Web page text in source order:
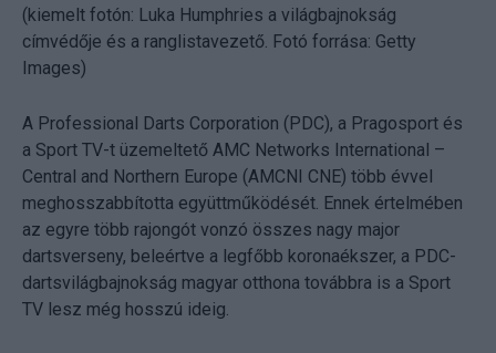
(kiemelt fotón: Luka Humphries a világbajnokság
címvédője és a ranglistavezető. Fotó forrása: Getty
Images)
A Professional Darts Corporation (PDC), a Pragosport és
a Sport TV-t üzemeltető AMC Networks International –
Central and Northern Europe (AMCNI CNE) több évvel
meghosszabbította együttműködését. Ennek értelmében
az egyre több rajongót vonzó összes nagy major
dartsverseny, beleértve a legfőbb koronaékszer, a PDC-
dartsvilágbajnokság magyar otthona továbbra is a Sport
TV lesz még hosszú ideig.